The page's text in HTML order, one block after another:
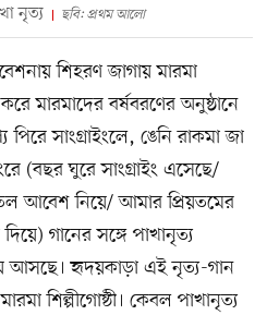
নৃত্য ছবি: প্রথম আলো
শিহরণ জাগায় মারমা
মারমাদের বর্ষবরণের অনুষ্ঠানে
পিরে সাংগ্রাইংলে, ঙেনি রাকমা জা
(বছর ঘুরে সাংগ্রাইং এসেছে/
আবেশ নিয়ে/ আমার প্রিয়তমের
গানের সঙ্গে পাখানৃত্য
আসছে। হৃদয়কাড়া এই নৃত্য-গান
শিল্পীগোষ্ঠী। কেবল পাখানৃত্য